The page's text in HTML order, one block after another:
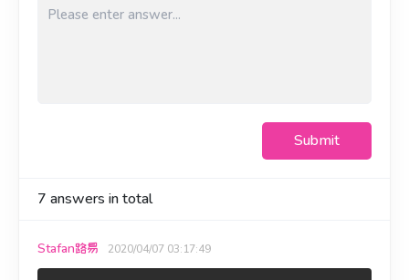
Submit
7 answers in total
Stafan路易 2020/04/07 03:17:49